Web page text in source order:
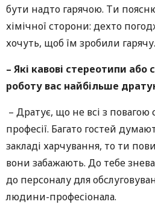
бути надто гарячою. Ти
хімічної сторони: дехто
хочуть, щоб їм зробили гарячу.
– Які кавові стереотипи
роботу вас найбільше
– Дратує, що не всі з повагою
професії. Багато гостей
закладі харчування, то ти
вони забажають. До тебе
до персоналу для
людини-професіонала.